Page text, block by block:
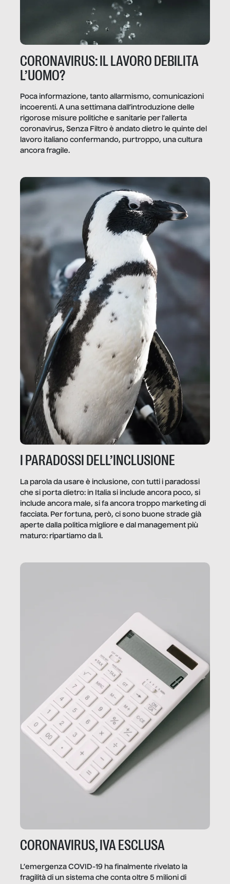
CORONAVIRUS: IL LAVORO DEBILITA
L’UOMO?
Poca informazione, tanto allarmismo, comunicazioni
incoerenti. A una settimana dall’introduzione delle
rigorose misure politiche e sanitarie per l’allerta
coronavirus, Senza Filtro è andato dietro le quinte del
lavoro italiano confermando, purtroppo, una cultura
ancora fragile.
I PARADOSSI DELL’INCLUSIONE
La parola da usare è inclusione, con tutti i paradossi
che si porta dietro: in Italia si include ancora poco, si
include ancora male, si fa ancora troppo marketing di
facciata. Per fortuna, però, ci sono buone strade già
aperte dalla politica migliore e dal management più
maturo: ripartiamo da lì.
CORONAVIRUS, IVA ESCLUSA
L’emergenza COVID-19 ha finalmente rivelato la
fragilità di un sistema che conta oltre 5 milioni di